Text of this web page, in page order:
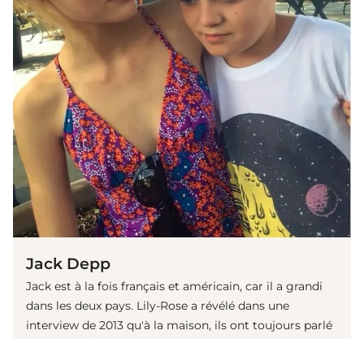
Jack Depp
Jack est à la fois français et américain, car il a grandi
dans les deux pays. Lily-Rose a révélé dans une
interview de 2013 qu'à la maison, ils ont toujours parlé